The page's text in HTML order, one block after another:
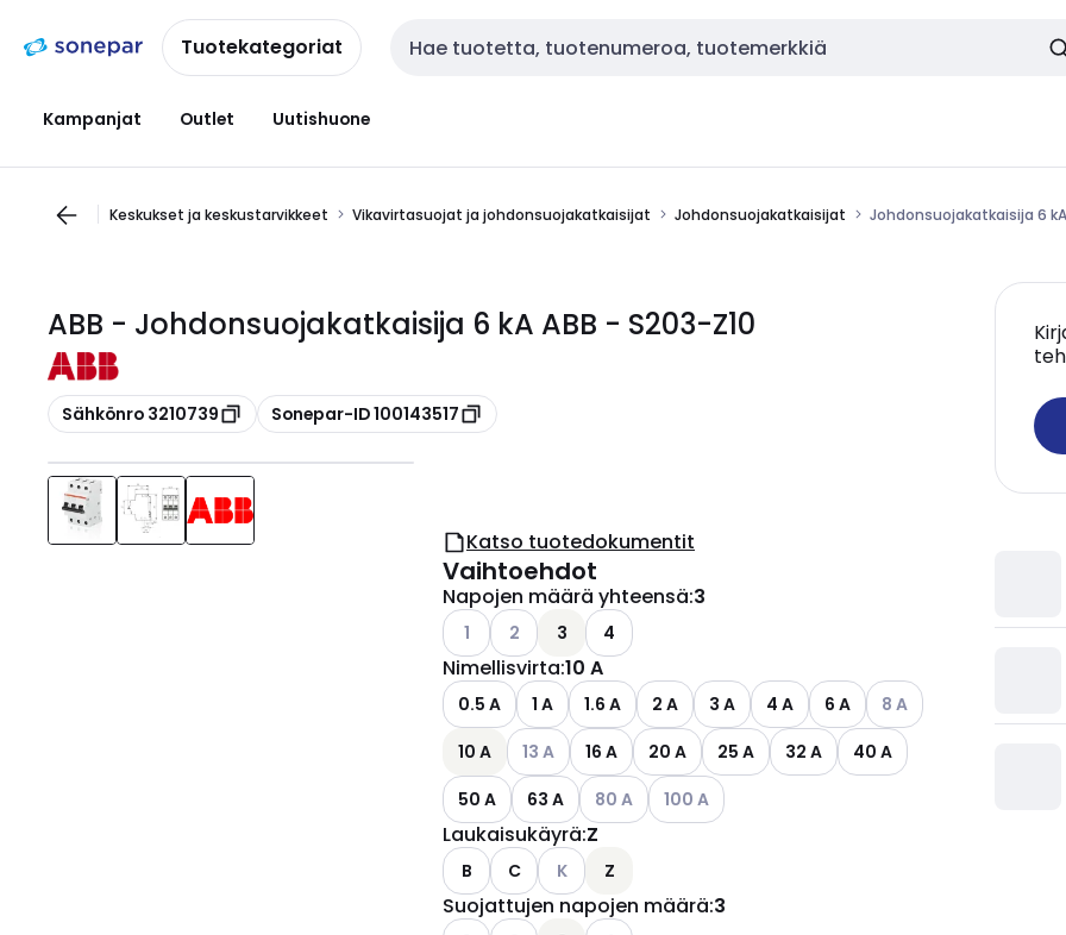
navigointiinsisältöönTuotekategoriat Haku
Kampanjat Outlet Uutishuone
Keskukset ja keskustarvikkeet Vikavirtasuojat ja johdonsuojakatkaisijat Johdonsuojakatkaisijat Johdonsuojakatkaisija 6
ABB - Johdonsuojakatkaisija 6 kA ABB - S203-Z10
Kopioi
Sähkönro 3210739 Kopioi
Sonepar-ID 100143517
Katso tuotedokumentit
Vaihtoehdot
Napojen määrä yhteensä:3
Katso käytettävissä olevat vaihtoehdot
1 Katso käytettävissä olevat vaihtoehdot
2 3 4
Nimellisvirta:10 A
0.5 A 1 A 1.6 A 2 A 3 A 4 A 6 A Katso käytettävissä
8 A
10 A
Katso käytettävissä olevat vaihtoehdot
13 A 16 A 20 A 25 A 32 A
40 A
50 A
63 A Katso käytettävissä olevat vaihtoehdot
80 A Katso käytettävissä olevat vaihtoehdot
100 A
Laukaisukäyrä:Z
B C Katso käytettävissä olevat vaihtoehdot
K Z
Suojattujen napojen määrä:3
Katso käytettävissä olevat vaihtoehdot
Katso käytettävissä olevat vaihtoehdot
Katso käytettävissä olevat vaihtoehdot